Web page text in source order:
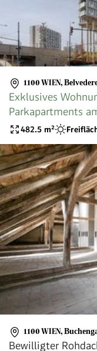
1100 WIEN,
Exklusives
Parkapartments
Wohnungen
482.5 m²
1100 WIEN,
Bewilligter